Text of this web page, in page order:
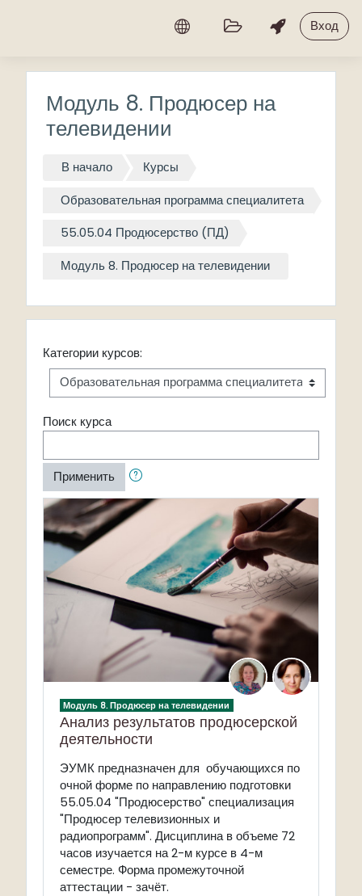
Вход
Модуль 8. Продюсер на
телевидении
В начало Курсы
Образовательная программа специалитета
55.05.04 Продюсерство (ПД)
Модуль 8. Продюсер на телевидении
Категории курсов:
Поиск курса
Применить
Модуль 8. Продюсер на телевидении
Анализ результатов продюсерской
деятельности
ЭУМК предназначен для обучающихся по
очной форме по направлению подготовки
55.05.04 "Продюсерство" специализация
"Продюсер телевизионных и
радиопрограмм". Дисциплина в объеме 72
часов изучается на 2-м курсе в 4-м
семестре. Форма промежуточной
аттестации - зачёт.